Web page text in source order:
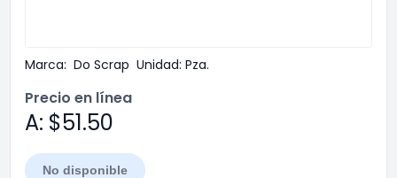
Marca: Do Scrap Unidad: Pza.
Precio en línea
A: $51.50
No disponible